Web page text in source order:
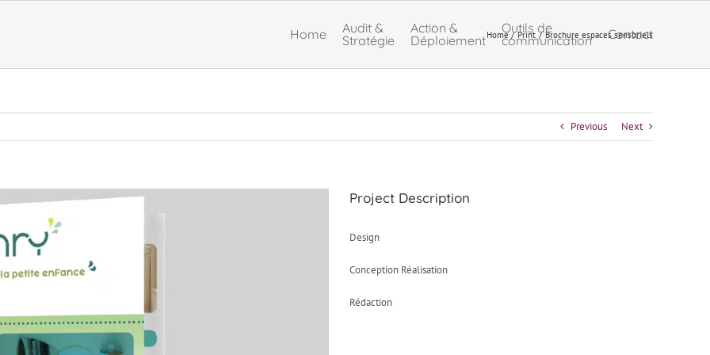
Home
Audit &
Stratégie
Action &
Déploiement
Outils de
communication
Contact
Home Print Brochure espaces sensoriels
Previous Next
Project Description
Design
Conception Réalisation
Rédaction